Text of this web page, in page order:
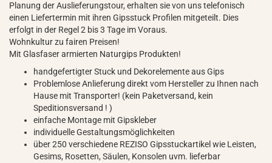
Planung der Auslieferungstour, erhalten sie von uns telefonisch
einen Liefertermin mit ihren Gipsstuck Profilen mitgeteilt. Dies
erfolgt in der Regel 2 bis 3 Tage im Voraus.
Wohnkultur zu fairen Preisen!
Mit Glasfaser armierten Naturgips Produkten!
handgefertigter Stuck und Dekorelemente aus Gips
Problemlose Anlieferung direkt vom Hersteller zu Ihnen nach
Hause mit Transporter! (kein Paketversand, kein
Speditionsversand ! )
einfache Montage mit Gipskleber
individuelle Gestaltungsmöglichkeiten
über 250 verschiedene REZISO Gipsstuckartikel wie Leisten,
Gesims, Rosetten, Säulen, Konsolen uvm. lieferbar